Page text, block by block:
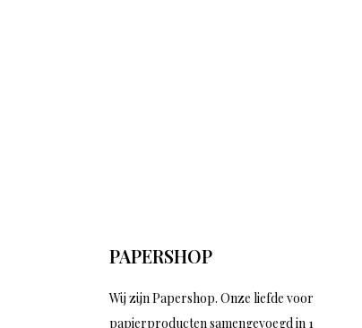
PAPERSHOP
Wij zijn Papershop. Onze liefde voor
papierproducten samengevoegd in 1